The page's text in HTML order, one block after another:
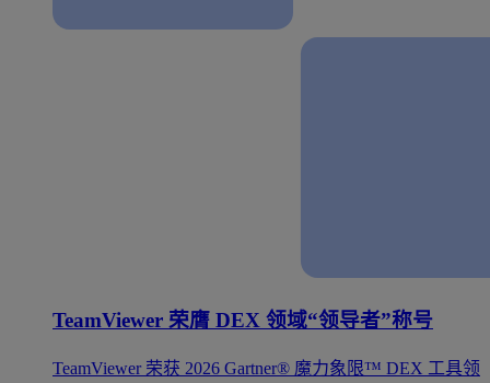
TeamViewer 荣膺 DEX 领域“领导者”称号
TeamViewer 荣获 2026 Gartner® 魔力象限™ DEX 工具领